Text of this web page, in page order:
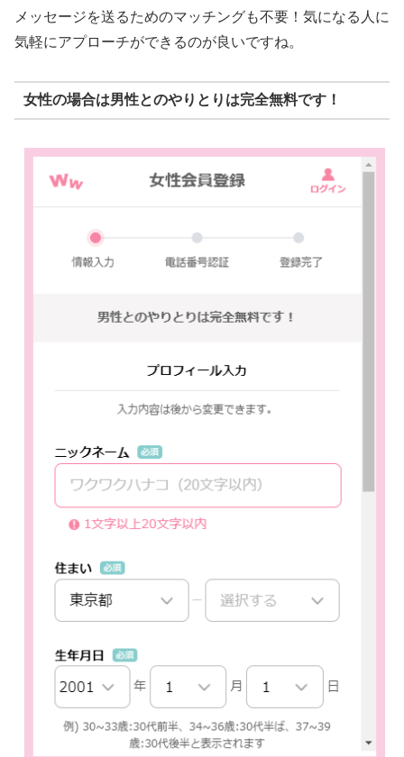
メッセージを送るためのマッチングも不要！気になる人に
気軽にアプローチができるのが良いですね。
女性の場合は男性とのやりとりは完全無料です！